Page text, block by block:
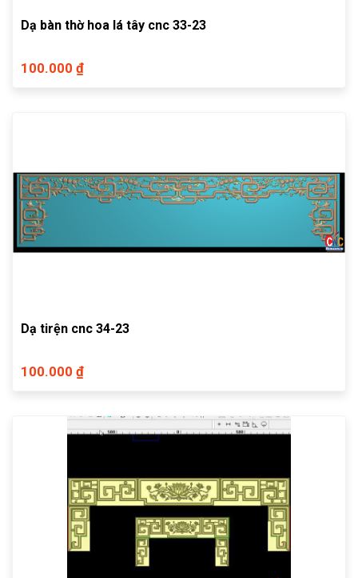
Dạ bàn thờ hoa lá tây cnc 33-23
100.000 ₫
Dạ tirện cnc 34-23
100.000 ₫